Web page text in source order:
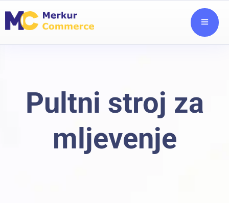
Pultni stroj za
mljevenje